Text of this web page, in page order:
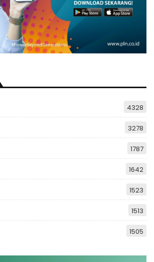
4328
3278
1787
1642
1523
1513
1505